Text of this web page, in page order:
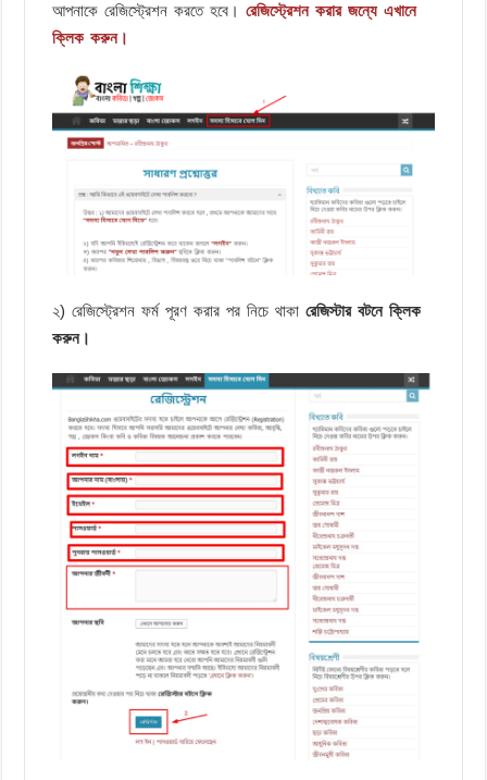
আপনাকে রেজিস্ট্রেশন করতে হবে।রেজিস্ট্রেশন করার জন্যে এখানে
ক্লিক করুন।
২) রেজিস্ট্রেশন ফর্ম পূরণ করার পর নিচে থাকারেজিস্টার বটনে ক্লিক
করুন।